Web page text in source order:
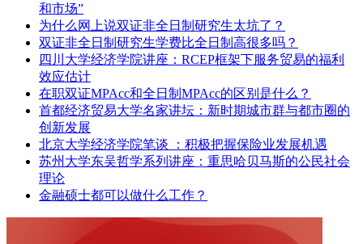
和市场”
为什么网上说双证非全日制研究生太坑了？
双证非全日制研究生学费比全日制高很多吗？
四川大学经济学院讲座：RCEP框架下服务贸易的福利
效应估计
在职双证MPAcc和全日制MPAcc的区别是什么？
首都经济贸易大学名家讲坛：新时期城市群与都市圈的
创新发展
北京大学经济学院笔谈 ：积极把握保险业发展机遇
苏州大学东吴哲学系列讲座：重思哈贝马斯的公民社会
理论
金融硕士都可以做什么工作？